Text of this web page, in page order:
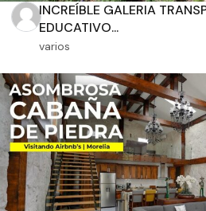
INCREÍBLE GALERIA
EDUCATIVO...
varios
Recamaras
Orientación solar
Dimensiones